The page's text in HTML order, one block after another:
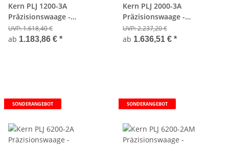
Kern PLJ 1200-3A
Präzisionswaage -
1200g/0,001g
UVP:1.618,40 €
ab 1.183,86 € *
Kern PLJ 2000-3A
Präzisionswaage -
2100g/0,001g
UVP:2.237,20 €
ab 1.636,51 € *
SONDERANGEBOT SONDERANGEBOT